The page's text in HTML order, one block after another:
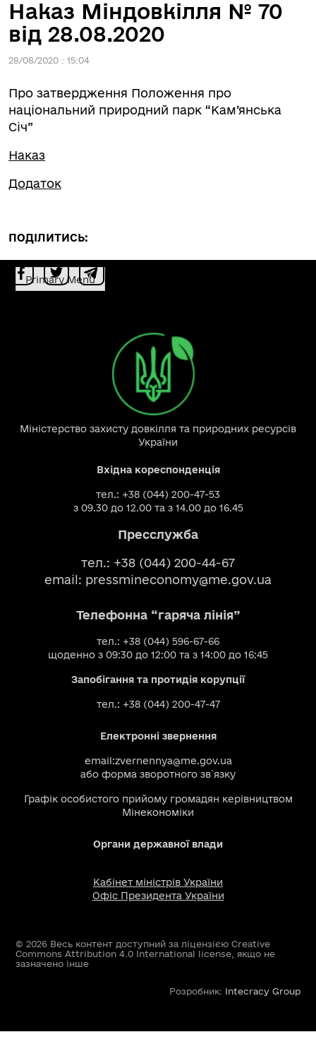
Наказ Міндовкілля № 70
від 28.08.2020
28/08/2020 : 15:04
Про затвердження Положення про
національний природний парк “Кам’янська
Січ”
Наказ
Додаток
ПОДІЛИТИСЬ:
Primary Menu
Міністерство захисту довкілля та природних ресурсів
України
Вхідна кореспонденція
тел.: +38 (044) 200-47-53
з 09.30 до 12.00 та з 14.00 до 16.45
Пресслужба
тел.: +38 (044) 200-44-67
email: pressmineconomy@me.gov.ua
Телефонна “гаряча лінія”
тел.: +38 (044) 596-67-66
щоденно з 09:30 до 12:00 та з 14:00 до 16:45
Запобігання та протидія корупції
тел.: +38 (044) 200-47-47
Електронні звернення
email:zvernennya@me.gov.ua
або форма зворотного зв`язку
Графік особистого прийому громадян керівництвом
Мінекономіки
Органи державної влади
Кабінет міністрів України
Офіс Президента України
© 2026 Весь контент доступний за ліцензією Creative
Commons Attribution 4.0 International license, якщо не
зазначено інше
Розробник: Intecracy Group